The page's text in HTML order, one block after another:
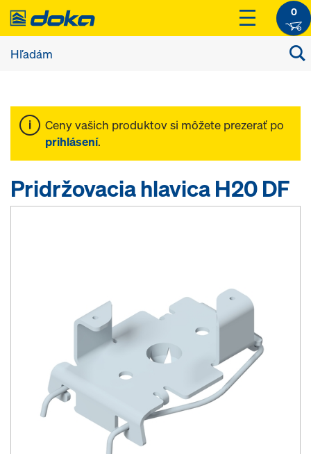
0
Ceny vašich produktov si môžete prezerať po
prihlásení.
Pridržovacia hlavica H20 DF